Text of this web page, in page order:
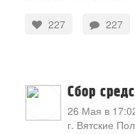
227 227
Сбор
26 Мая в
г. Вятские